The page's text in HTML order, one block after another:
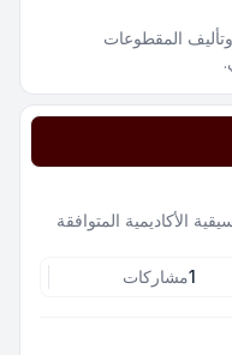
المقطوعات
الأكاديمية المتوافقة
1مشاركات